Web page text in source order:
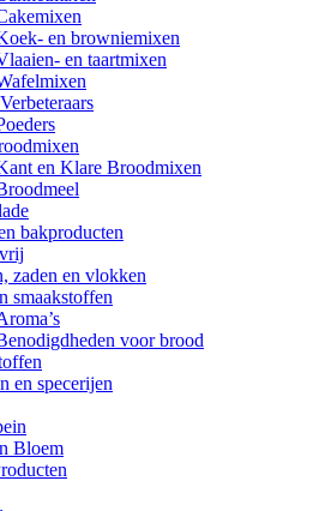
en browniemixen
en taartmixen
en Klare Broodmixen
bakproducten
zaden en vlokken
smaakstoffen
voor brood
en specerijen
Bloem